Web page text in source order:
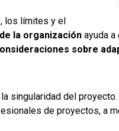
, los límites y el
la organización ayuda
sobre
singularidad del
de proyectos, a